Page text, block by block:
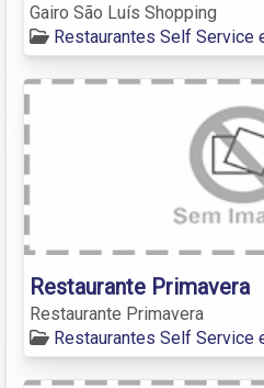
Gairo São Luís Shopping
Restaurantes Self Service
Restaurante Primavera
Restaurante Primavera
Restaurantes Self Service